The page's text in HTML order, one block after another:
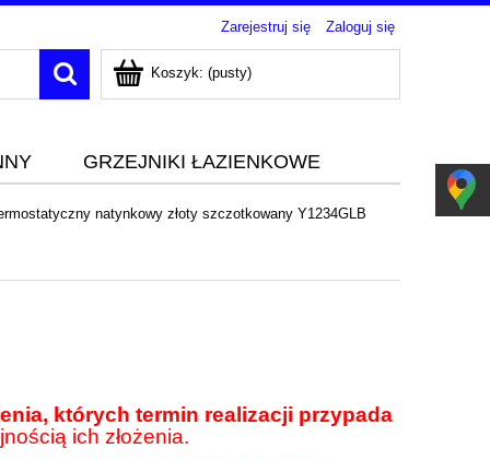
Zarejestruj się Zaloguj się
Koszyk: (pusty)
GRZEJNIKI ŁAZIENKOWE
natynkowy złoty szczotkowany Y1234GLB
których termin realizacji przypada
ich złożenia.